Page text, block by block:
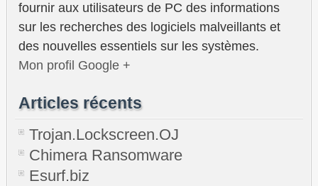
fournir aux utilisateurs de PC des informations
sur les recherches des logiciels malveillants et
des nouvelles essentiels sur les systèmes.
Mon profil Google +
Articles récents
Trojan.Lockscreen.OJ
Chimera Ransomware
Esurf.biz